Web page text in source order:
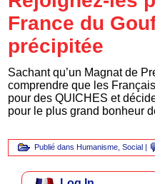
France du
précipitée
Sachant qu’un Magnat de
comprendre que les
pour des QUICHES et
pour le plus grand bonheur
Publié dans Humanisme ,Social |